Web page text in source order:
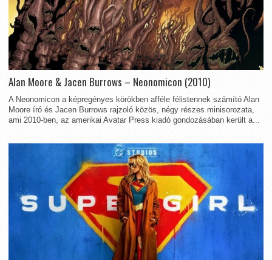
Alan Moore & Jacen Burrows – Neonomicon (2010)
A Neonomicon a képregényes körökben afféle félistennek számító Alan
Moore író és Jacen Burrows rajzoló közös, négy részes minisorozata,
ami 2010-ben, az amerikai Avatar Press kiadó gondozásában került a...